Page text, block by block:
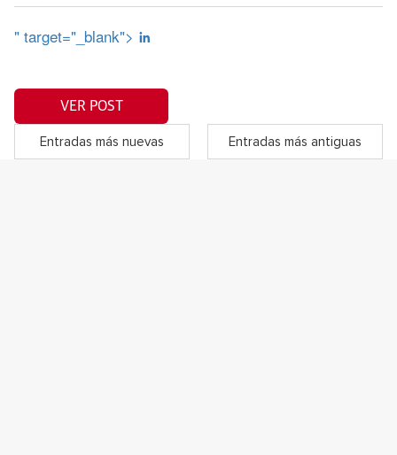
" target="_blank">
VER POST
Entradas más nuevas Entradas más antiguas